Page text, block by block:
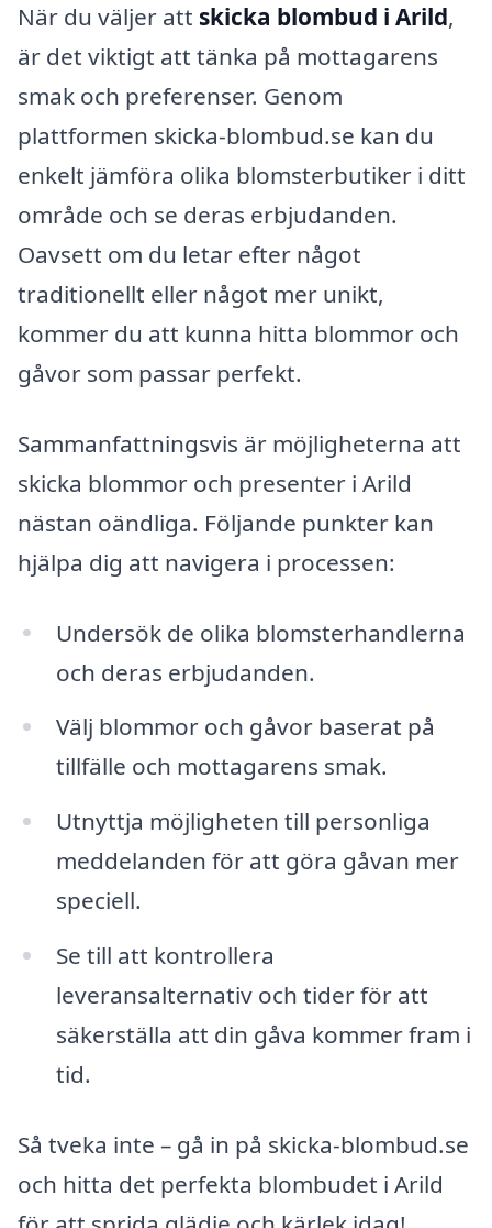
När du väljer att skicka blombud i Arild,
är det viktigt att tänka på mottagarens
smak och preferenser. Genom
plattformen skicka-blombud.se kan du
enkelt jämföra olika blomsterbutiker i ditt
område och se deras erbjudanden.
Oavsett om du letar efter något
traditionellt eller något mer unikt,
kommer du att kunna hitta blommor och
gåvor som passar perfekt.
Sammanfattningsvis är möjligheterna att
skicka blommor och presenter i Arild
nästan oändliga. Följande punkter kan
hjälpa dig att navigera i processen:
Undersök de olika blomsterhandlerna
och deras erbjudanden.
Välj blommor och gåvor baserat på
tillfälle och mottagarens smak.
Utnyttja möjligheten till personliga
meddelanden för att göra gåvan mer
speciell.
Se till att kontrollera
leveransalternativ och tider för att
säkerställa att din gåva kommer fram i
tid.
Så tveka inte – gå in på skicka-blombud.se
och hitta det perfekta blombudet i Arild